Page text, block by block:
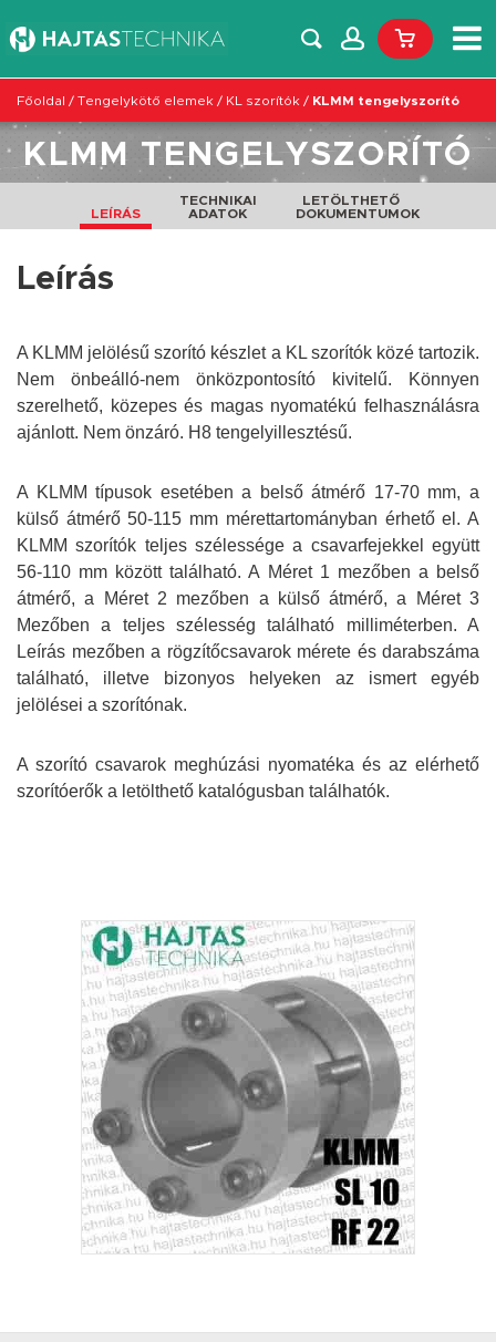
Főoldal / Tengelykötő elemek / KL szorítók / KLMM tengelyszorító
KLMM TENGELYSZORÍTÓ
LEÍRÁS
TECHNIKAI
ADATOK
LETÖLTHETŐ
DOKUMENTUMOK
Leírás
A KLMM jelölésű szorító készlet a KL szorítók közé tartozik.
Nem önbeálló-nem önközpontosító kivitelű.
Könnyen
szerelhető, közepes és magasnyomatékú felhasználásra
ajánlott. Nem önzáró. H8 tengelyillesztésű.
A KLMM típusok esetében a belső átmérő 17-70 mm, a
külső átmérő 50-115 mm mérettartományban érhető el. A
KLMM szorítók teljes szélessége a csavarfejekkel együtt
56-110 mm között található. A Méret 1 mezőben a belső
átmérő, a Méret 2 mezőben a külső átmérő, a Méret 3
Mezőben a teljes szélesség található milliméterben. A
Leírás mezőben a rögzítőcsavarok mérete és darabszáma
található, illetve bizonyos helyeken az ismert egyéb
jelölései a szorítónak.
A szorító csavarok meghúzási nyomatéka és az elérhető
szorítóerők a letölthető katalógusban találhatók.